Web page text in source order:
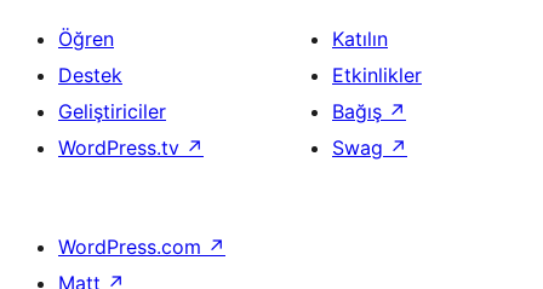
Öğren
Destek
Geliştiriciler
WordPress.tv ↗
Katılın
Etkinlikler
Bağış ↗
Swag ↗
WordPress.com ↗
Matt ↗